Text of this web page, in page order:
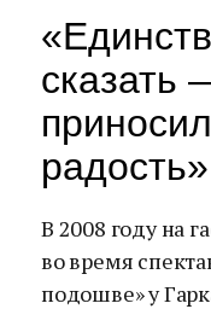
сказать
радость»
В 2008 году на
во время
подошве» у